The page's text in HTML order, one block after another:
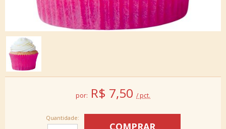
por: R$ 7,50 / pct.
Quantidade: